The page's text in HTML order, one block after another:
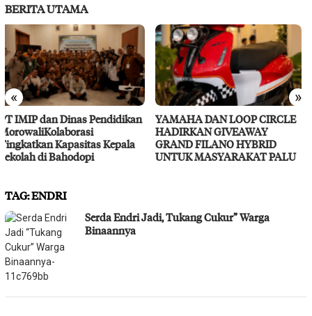
BERITA UTAMA
« »
YAMAHA DAN LOOP CIRCLE
HADIRKAN GIVEAWAY
GRAND FILANO HYBRID
UNTUK MASYARAKAT PALU
RS Pendidikan Untad Gelar
Layanan Kesehatan Gratis
TAG:ENDRI
Serda Endri Jadi, Tukang Cukur” Warga
Binaannya